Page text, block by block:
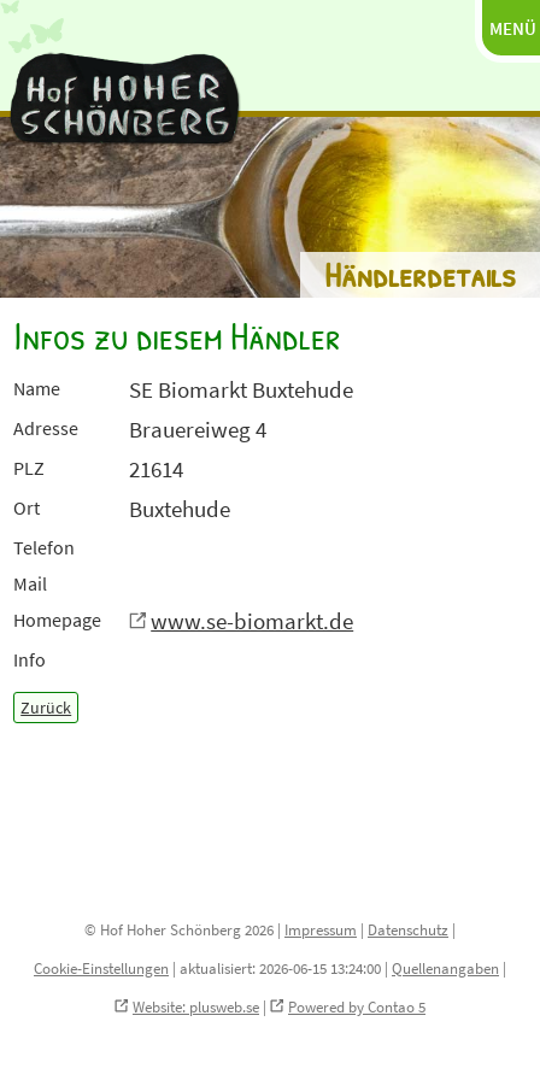
MENÜ
Händlerdetails
Infos zu diesem Händler
Name SE Biomarkt Buxtehude
Adresse Brauereiweg 4
PLZ 21614
Ort Buxtehude
Telefon
Mail
Homepage
www.se-biomarkt.de
Info
Zurück
© Hof Hoher Schönberg 2026 | Impressum | Datenschutz |
Cookie-Einstellungen | aktualisiert: 2026-06-15 13:24:00 | Quellenangaben |
Website: plusweb.se | Powered by Contao 5